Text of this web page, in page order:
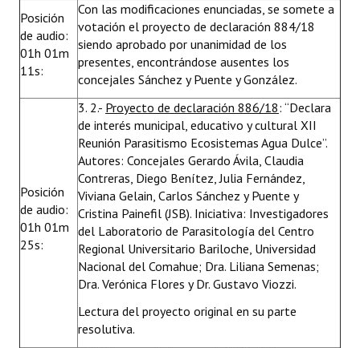
Posición
de audio:
01h 01m
11s:
Con las modificaciones enunciadas, se somete a
votación el proyecto de declaración 884/18
siendo aprobado por unanimidad de los
presentes, encontrándose ausentes los
concejales Sánchez y Puente y González.
Posición
de audio:
01h 01m
25s:
3. 2.- Proyecto de declaración 886/18: “Declara
de interés municipal, educativo y cultural XII
Reunión Parasitismo Ecosistemas Agua Dulce”.
Autores: Concejales Gerardo Ávila, Claudia
Contreras, Diego Benítez, Julia Fernández,
Viviana Gelain, Carlos Sánchez y Puente y
Cristina Painefil (JSB). Iniciativa: Investigadores
del Laboratorio de Parasitología del Centro
Regional Universitario Bariloche, Universidad
Nacional del Comahue; Dra. Liliana Semenas;
Dra. Verónica Flores y Dr. Gustavo Viozzi.
Lectura del proyecto original en su parte
resolutiva.